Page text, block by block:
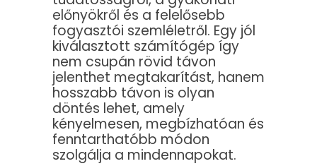
előnyökről és a felelősebb
fogyasztói szemléletről. Egy jól
kiválasztott számítógép így
nem csupán rövid távon
jelenthet megtakarítást, hanem
hosszabb távon is olyan
döntés lehet, amely
kényelmesen, megbízhatóan és
fenntarthatóbb módon
szolgálja a mindennapokat.